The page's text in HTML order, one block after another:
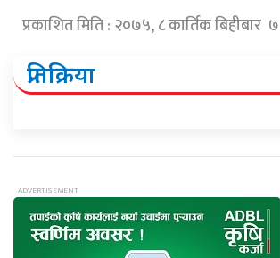
प्रकाशित मिति : २०७५, ८ कार्तिक
प्रतिक्रिया